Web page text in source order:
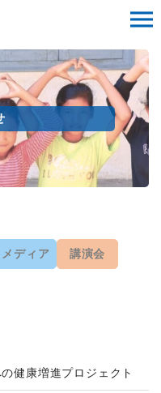
メディア 講演会
健康増進プロジェクト